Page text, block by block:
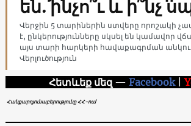
են. ինչո՞ւ և ի՞նչ
Վերջին 5 տարիներին ստվերը որոշակի
է, ընկերությունները սկսել են կամավոր
այս տարի հարկերի հավաքագրման անկում
Վերլուծություն
Հետևեք մեզ — Facebook |
Հանքարդյունաբերությունը ՀՀ-ում